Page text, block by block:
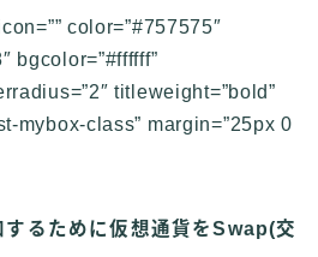
color=”#757575″
bgcolor=”#ffffff”
titleweight=”bold”
mybox-class” margin=”25px 0
るために仮想通貨をSwap(交